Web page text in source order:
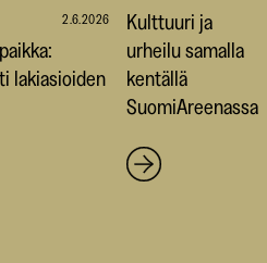
2.6.2026
lakiasioiden
Kulttuuri ja
urheilu samalla
kentällä
SuomiAreenassa